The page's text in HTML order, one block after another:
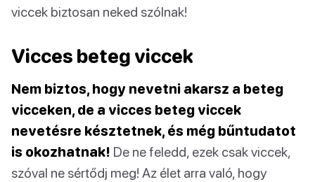
viccek biztosan neked szólnak!
Vicces beteg viccek
Nem biztos, hogy nevetni akarsz a beteg
vicceken, de a vicces beteg viccek
nevetésre késztetnek, és még bűntudatot
is okozhatnak! De ne feledd, ezek csak viccek,
szóval ne sértődj meg! Az élet arra való, hogy